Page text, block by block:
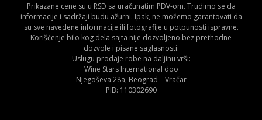
Prikazane cene su u RSD sa uračunatim PDV-om. Trudimo se da
informacije i sadržaji budu ažurni. Ipak, ne možemo garantovati da
su sve navedene informacije ili fotografije u potpunosti ispravne.
Korišćenje bilo kog dela sajta nije dozvoljeno bez prethodne
dozvole i pisane saglasnosti.
Uslugu prodaje robe na daljinu vrši:
Wine Stars International doo
Njegoševa 28a, Beograd – Vračar
PIB: 110302690